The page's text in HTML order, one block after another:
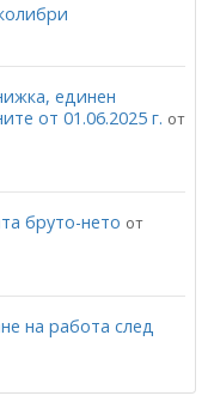
единен
от 01.06.2025 г. от
бруто-нето от
на работа след